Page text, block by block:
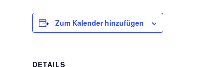
Zum Kalender hinzufügen
DETAILS